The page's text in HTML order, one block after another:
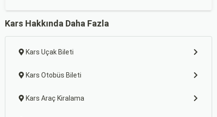
Kars Hakkında Daha Fazla
Kars Uçak Bileti
Kars Otobüs Bileti
Kars Araç Kiralama